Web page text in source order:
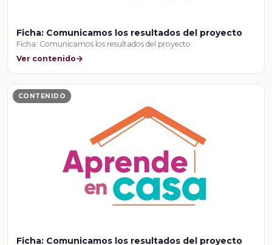
Ficha: Comunicamos los resultados del proyecto
Ficha: Comunicamos los resultados del proyecto
Ver contenido
CONTENIDO
Ficha: Comunicamos los resultados del proyecto